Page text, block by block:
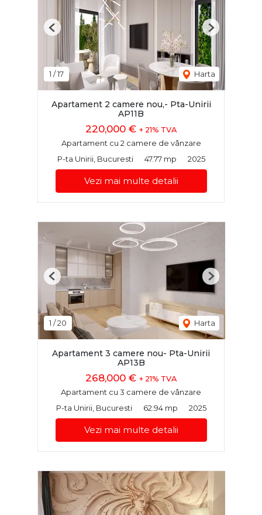
1 /17 Harta
Previous Next
Apartament 2 camere nou,- Pta-Unirii
AP11B
220,000 € + 21% TVA
Apartament cu 2 camere de vânzare
P-ta Unirii, Bucuresti
47.77 mp 2025
Vezi mai multe detalii
1 /20 Harta
Previous Next
Apartament 3 camere nou- Pta-Unirii
AP13B
268,000 € + 21% TVA
Apartament cu 3 camere de vânzare
P-ta Unirii, Bucuresti
62.94 mp 2025
Vezi mai multe detalii